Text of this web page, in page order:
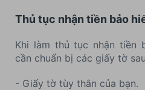
Thủ tục nhận tiền bảo
Khi làm thủ tục nhận tiền
cần chuẩn bị các giấy tờ
- Giấy tờ tùy thân của bạn.